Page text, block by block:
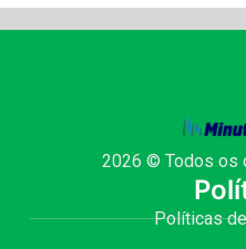
2026 © Todos os
Políticas